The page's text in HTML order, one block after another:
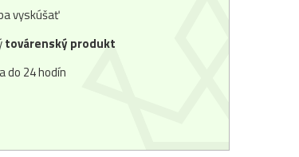
vyskúšať
továrenský produkt
do 24 hodín